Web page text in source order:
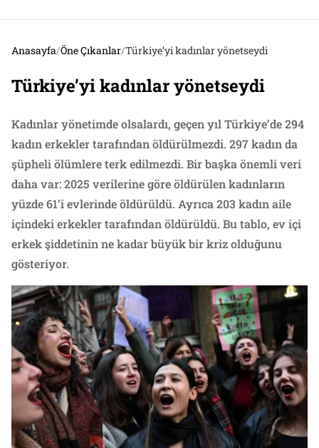
Anasayfa/Öne Çıkanlar/Türkiye’yi kadınlar yönetseydi
Türkiye’yi kadınlar yönetseydi
Kadınlar yönetimde olsalardı, geçen yıl Türkiye’de 294
kadın erkekler tarafından öldürülmezdi. 297 kadın da
şüpheli ölümlere terk edilmezdi. Bir başka önemli veri
daha var: 2025 verilerine göre öldürülen kadınların
yüzde 61’i evlerinde öldürüldü. Ayrıca 203 kadın aile
içindeki erkekler tarafından öldürüldü. Bu tablo, ev içi
erkek şiddetinin ne kadar büyük bir kriz olduğunu
gösteriyor.